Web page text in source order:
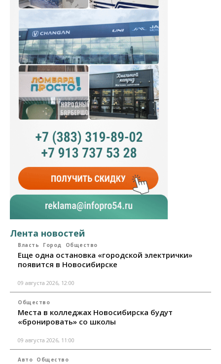
Лента новостей
Власть Город Общество
Еще одна остановка «городской электрички»
появится в Новосибирске
09 августа 2026, 12:00
Общество
Места в колледжах Новосибирска будут
«бронировать» со школы
09 августа 2026, 11:00
Авто Общество